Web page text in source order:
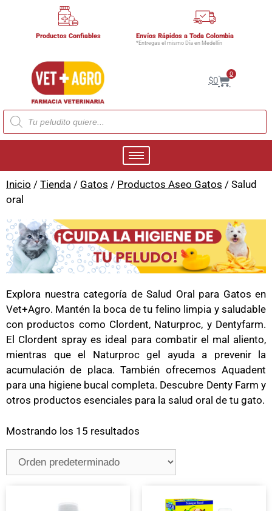
Productos Confiables Envíos Rápidos a Toda Colombia
*Entregas el mismo Día en Medellín
$0
0
Inicio / Tienda / Gatos / Productos Aseo Gatos / Salud
oral
Explora nuestra categoría de Salud Oral para Gatos en
Vet+Agro. Mantén la boca de tu felino limpia y saludable
con productos como Clordent, Naturproc, y Dentyfarm.
El Clordent spray es ideal para combatir el mal aliento,
mientras que el Naturproc gel ayuda a prevenir la
acumulación de placa. También ofrecemos Aquadent
para una higiene bucal completa. Descubre Denty Farm y
otros productos esenciales para la salud oral de tu gato.
Mostrando los 15 resultados